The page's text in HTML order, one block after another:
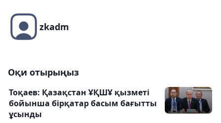
zkadm
Оқи отырыңыз
Тоқаев: Қазақстан ҰҚШҰ қызметі
бойынша бірқатар басым бағытты
ұсынды